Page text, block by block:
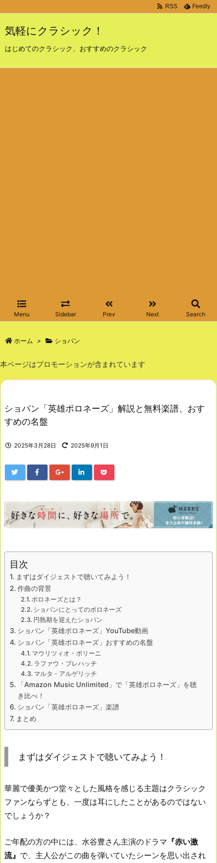
気軽にクラシック！
はじめてのクラシック、おすすめのクラシック
Menu Sidebar Prev Next Search
RSS Feedly
ホーム > ショパン
本ページはプロモーションが含まれています
ショパン「英雄ポロネーズ」解説と無料楽譜、おす
すめの名盤
2025年3月28日 2025年9月1日
目次
まずはダイジェストで聴いてみよう！
作曲の背景
ポロネーズとは？
ショパンにとってのポロネーズ
円熟期を迎えたショパン
ショパン「英雄ポロネーズ」YouTube動画
ショパン「英雄ポロネーズ」おすすめの名盤
マウリツィオ・ポリーニ
ラファウ・ブレハッチ
マルタ・アルゲリッチ
「Amazon Music Unlimited」で「英雄ポロネーズ」を聴
き比べ！
ショパン「英雄ポロネーズ」楽譜
まとめ
まずはダイジェストで聴いてみよう！
華麗で優美かつ堂々とした風格を感じる主題はクラシック
ファンならずとも、一度は耳にしたことがあるのではない
でしょうか？
ご年配の方の中には、水谷豊さん主演のドラマ 『赤い激
流』 で、主人公がこの曲を弾いていたシーンを思い出され